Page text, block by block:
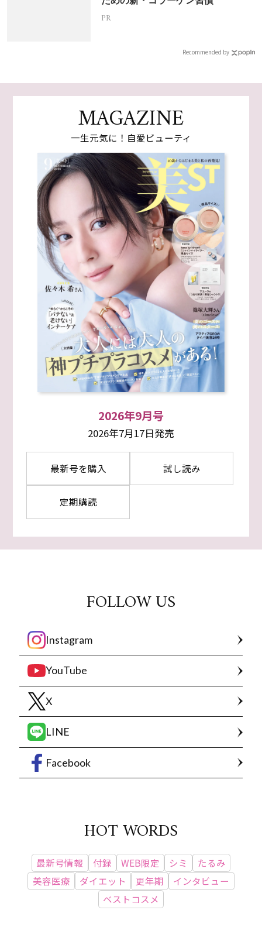
PR
Recommended by
MAGAZINE
一生元気に！自愛ビューティ
2026年9月号
2026年7月17日発売
最新号を購入 試し読み
定期購読
FOLLOW US
Instagram
YouTube
X
LINE
Facebook
HOT WORDS
最新号情報 付録 WEB限定 シミ
たるみ
美容医療
ダイエット 更年期
インタビュー
ベストコスメ